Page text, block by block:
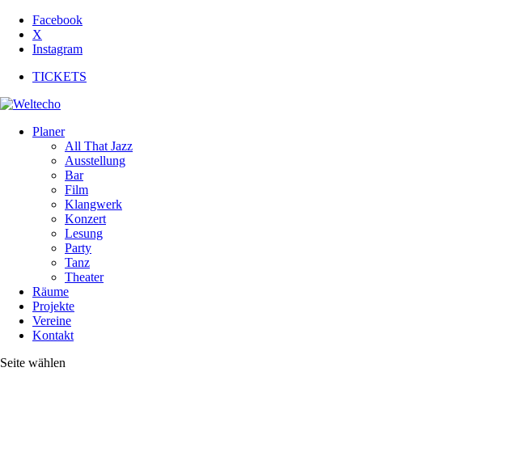
Facebook
X
Instagram
TICKETS
Planer
All That Jazz
Ausstellung
Bar
Film
Klangwerk
Konzert
Lesung
Party
Tanz
Theater
Räume
Projekte
Vereine
Kontakt
Seite wählen